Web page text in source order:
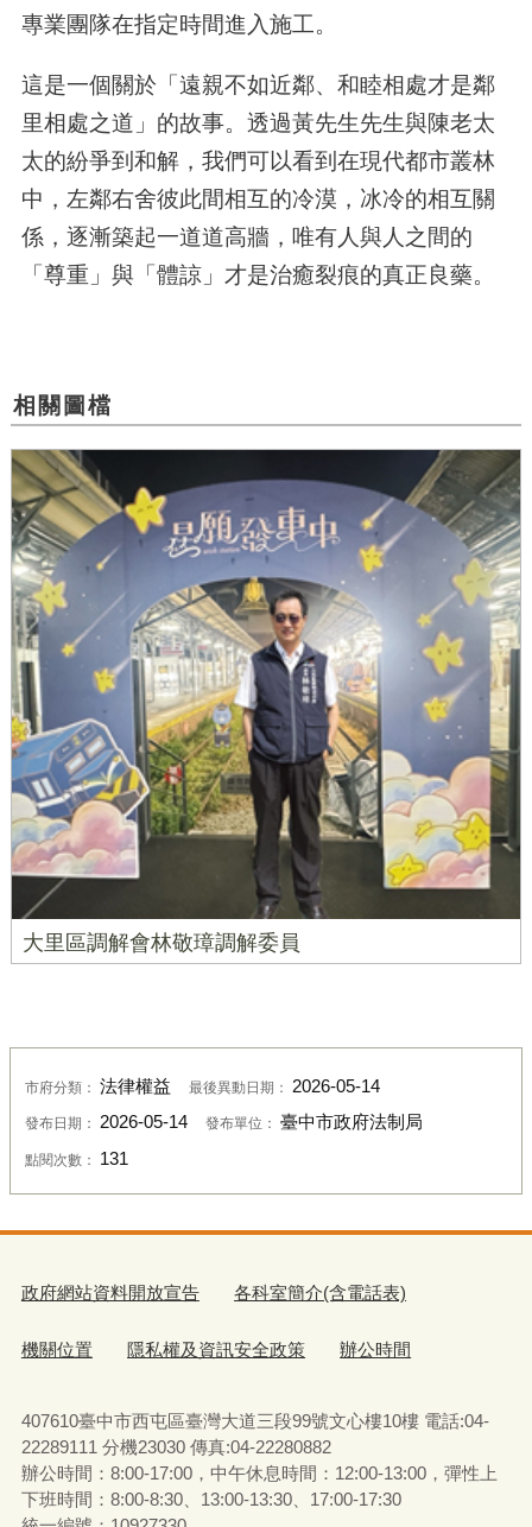
專業團隊在指定時間進入施工。
這是一個關於「遠親不如近鄰、和睦相處才是鄰
里相處之道」的故事。透過黃先生先生與陳老太
太的紛爭到和解，我們可以看到在現代都市叢林
中，左鄰右舍彼此間相互的冷漠，冰冷的相互關
係，逐漸築起一道道高牆，唯有人與人之間的
「尊重」與「體諒」才是治癒裂痕的真正良藥。
相關圖檔
大里區調解會林敬璋調解委員
市府分類： 法律權益 最後異動日期： 2026-05-14
發布日期： 2026-05-14 發布單位： 臺中市政府法制局
點閱次數： 131
政府網站資料開放宣告 各科室簡介(含電話表)
機關位置 隱私權及資訊安全政策 辦公時間
407610臺中市西屯區臺灣大道三段99號文心樓10樓 電話:04-
22289111 分機23030 傳真:04-22280882
辦公時間：8:00-17:00，中午休息時間：12:00-13:00，彈性上
下班時間：8:00-8:30、13:00-13:30、17:00-17:30